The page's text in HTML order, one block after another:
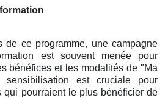
de ce programme, une campagne
est souvent menée pour
bénéfices et les modalités de "Ma
sensibilisation est cruciale pour
qui pourraient le plus bénéficier de